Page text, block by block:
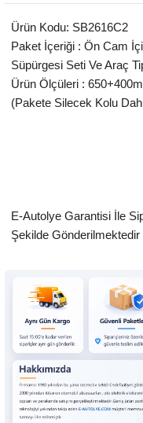
Ürün Kodu: SB2616C2
Paket İçeriği : Ön Cam
Süpürgesi Seti Ve Araç
Ürün Ölçüleri :
(Pakete Silecek Kolu
E-Autolye Garantisi İle
Şekilde Gönderilmektedir